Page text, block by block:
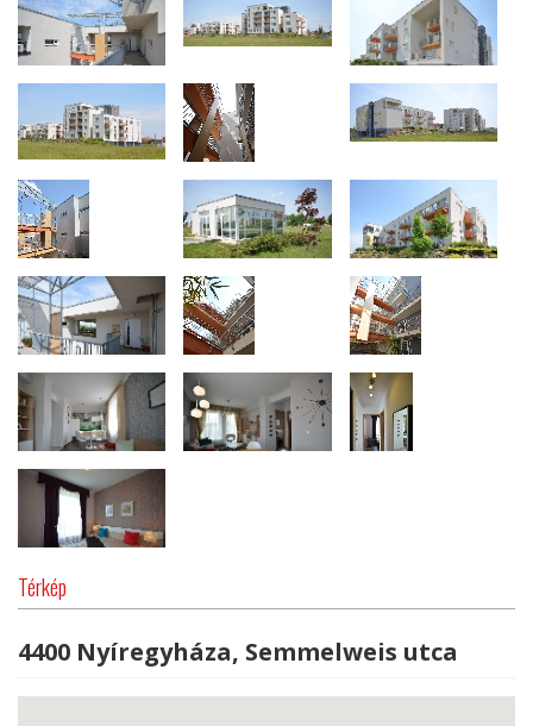
Térkép
4400 Nyíregyháza, Semmelweis utca